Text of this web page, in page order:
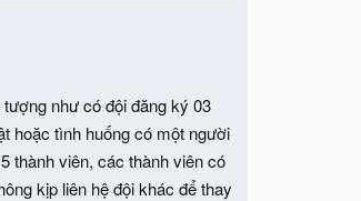
như có đội đăng ký 03
hoặc tình huống có một người
thành viên, các thành viên có
kịp liên hệ đội khác để thay